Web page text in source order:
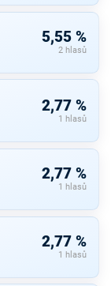
5,55 %
2 hlasů
2,77 %
1 hlasů
2,77 %
1 hlasů
2,77 %
1 hlasů